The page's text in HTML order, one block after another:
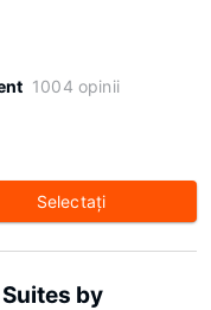
1004 opinii
Selectaţi
by